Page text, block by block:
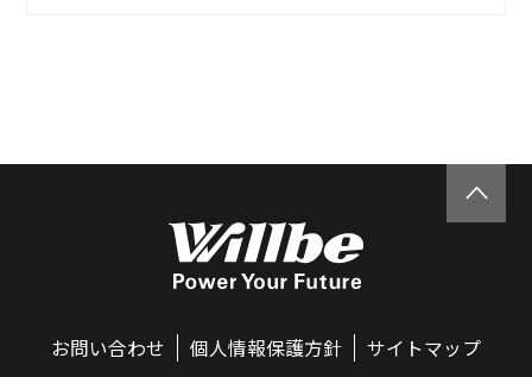
お問い合わせ 個人情報保護方針 サイトマップ